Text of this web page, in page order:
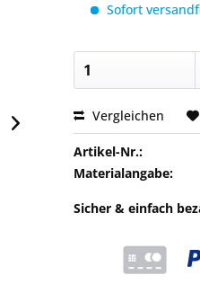
Sofort
Vergleichen
Artikel-Nr.:
Materialangabe:
Sicher & einfach